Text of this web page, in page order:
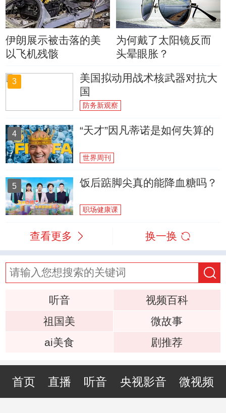
伊朗展示被击落的美
以飞机残骸
为何戴了太阳镜反而
头晕眼胀？
3
美国拟动用战术核武器对抗大
国
防务新观察
4 “天才”因凡蒂诺是如何失算的
世界周刊
5 饭后踮脚尖真的能降血糖吗？
职场健康课
查看更多 换一换
听音
视频百科
祖国美
微故事
ai美食
剧推荐
首页 直播 听音 央视影音 微视频